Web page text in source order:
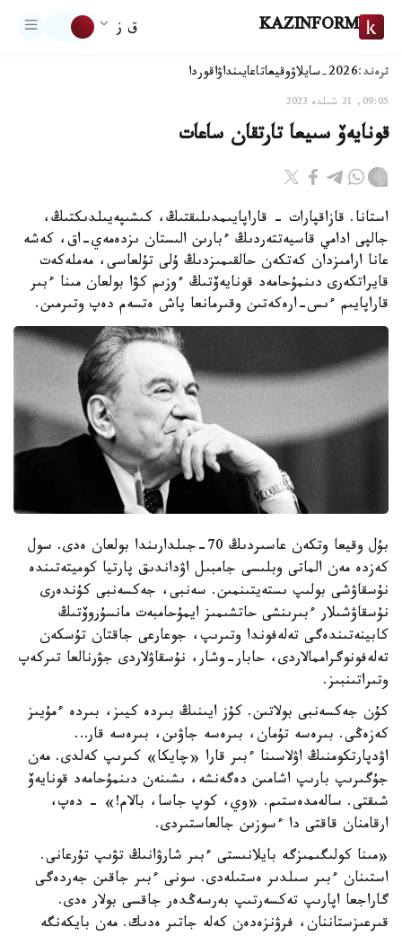
KAZINFORM ق ز
ترەند:2026-سايلاۋ وقيعاتاعايىنداۋاقوردا
09:05, 21 شىلدە 2023
قونايەۆ سىيعا تارتقان ساعات
استانا. قازاقپارات - قاراپايىمدىلىقتىڭ، كىشىپەيىلدىكتىڭ،
جالپى ادامي قاسيەتتەردىڭ ءبارىن الىستان ىزدەمەي-اق، كەشە
عانا ارامىزدان كەتكەن حالقىمىزدىڭ ۇلى تۇلعاسى، مەملەكەت
قايراتكەرى دىنمۇحامەد قونايەۆتىڭ ءوزىم كۋا بولعان مىنا ءبىر
قاراپايىم ءىس-ارەكەتىن وقىرمانعا پاش ەتسەم دەپ وتىرمىن.
بۇل وقيعا وتكەن عاسىردىڭ 70-جىلدارىندا بولعان ەدى. سول
كەزدە مەن الماتى وبلىسى جامبىل اۋداندىق پارتيا كوميتەتىندە
نۇسقاۋشى بولىپ ىستەيتىنمىن. سەنبى، جەكسەنبى كۇندەرى
نۇسقاۋشىلار ءبىرىنشى حاتشىمىز ايمۇحامبەت مانسۇروۆتىڭ
كابينەتىندەگى تەلەفوندا وتىرىپ، جوعارعى جاقتان تۇسكەن
تەلەفونوگراممالاردى، حابار-وشار، نۇسقاۋلاردى جۋرنالعا تىركەپ
وتىراتىنبىز.
كۇن جەكسەنبى بولاتىن. كۇز ايىنىڭ بىردە كيىز، بىردە ءمۇيىز
كەزەڭى. بىرەسە تۇمان، بىرەسە جاۋىن، بىرەسە قار…
اۋدپارتكومنىڭ اۋلاسىنا ءبىر قارا «چايكا» كىرىپ كەلدى. مەن
جۇگىرىپ بارىپ اشامىن دەگەنشە، ىشىنەن دىنمۇحامەد قونايەۆ
شىقتى. سالەمدەستىم. «وي، كوپ جاسا، بالام!» - دەپ،
ارقامنان قاقتى دا ءسوزىن جالعاستىردى.
«مىنا كولىگىمىزگە بايلانىستى ءبىر شارۋانىڭ تۋىپ تۇرعانى.
استىنان ءبىر سىلدىر ەستىلەدى. سونى ءبىر جاقىن جەردەگى
گاراجعا اپارىپ تەكسەرتىپ بەرسەڭدەر جاقسى بولار ەدى.
قىرعىزستاننان، فرۋنزەدەن كەلە جاتىر ەدىك. مەن بايكەنگە